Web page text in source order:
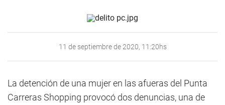
11 de septiembre de 2020, 11:20hs
La detención de una mujer en las afueras del Punta
Carreras Shopping provocó dos denuncias, una de